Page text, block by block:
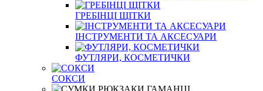
ГРЕБІНЦІ ЩІТКИ
ІНСТРУМЕНТИ ТА АКСЕСУАРИ
ФУТЛЯРИ, КОСМЕТИЧКИ
СОКСИ